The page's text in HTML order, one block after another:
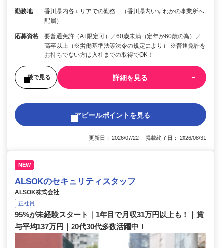
勤務地
香川県内各エリアでの勤務 （香川県内いずれかの事業所へ
配属）
応募資格
要普通免許（AT限定可）／60歳未満（定年が60歳の為）／
高卒以上（※労働基準法等法令の規定により） ※普通免許を
お持ちでない方は入社までの取得でOK！
後で見る 詳細を見る
アピールポイントを見る
更新日： 2026/07/22 掲載終了日： 2026/08/31
NEW
ALSOKのセキュリティスタッフ
ALSOK株式会社
正社員
95%が未経験スタート｜1年目で月収31万円以上も！｜賞
与平均137万円｜20代30代多数活躍中！